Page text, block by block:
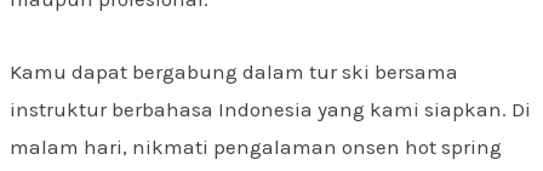
Kamu dapat bergabung dalam tur ski bersama
instruktur berbahasa Indonesia yang kami siapkan. Di
malam hari, nikmati pengalaman onsen hot spring